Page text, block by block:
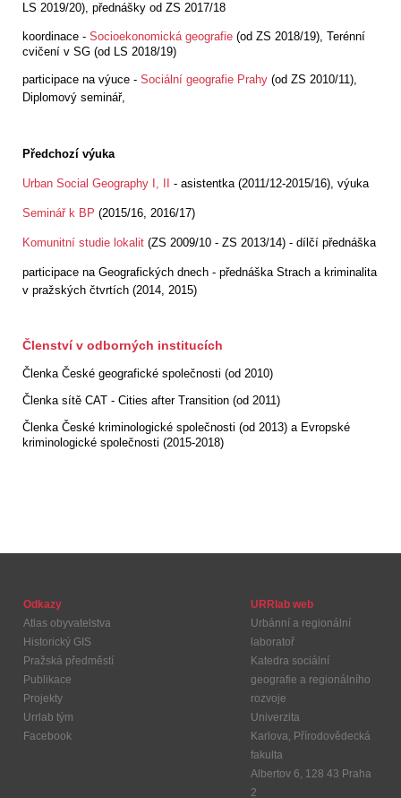
LS 2019/20), přednášky od ZS 2017/18
koordinace - Socioekonomická geografie (od ZS 2018/19), Terénní
cvičení v SG (od LS 2018/19)
participace na výuce - Sociální geografie Prahy (od ZS 2010/11),
Diplomový seminář,
Předchozí výuka
Urban Social Geography I, II - asistentka (2011/12-2015/16), výuka
Seminář k BP (2015/16, 2016/17)
Komunitní studie lokalit (ZS 2009/10 - ZS 2013/14) - dílčí přednáška
participace na Geografických dnech - přednáška Strach a kriminalita
v pražských čtvrtích (2014, 2015)
Členství v odborných institucích
Členka České geografické společnosti (od 2010)
Členka sítě CAT - Cities after Transition (od 2011)
Členka České kriminologické společnosti (od 2013) a Evropské
kriminologické společnosti (2015-2018)
Odkazy
Atlas obyvatelstva
Historický GIS
Pražská předměstí
Publikace
Projekty
Urrlab tým
Facebook
URRlab web
Urbánní a regionální
laboratoř
Katedra sociální
geografie a regionálního
rozvoje
Univerzita
Karlova, Přírodovědecká
fakulta
Albertov 6, 128 43 Praha
2